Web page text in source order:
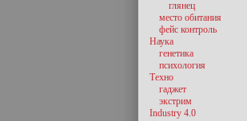
глянец
место обитания
фейс контроль
Наука
генетика
психология
Техно
гаджет
экстрим
Industry 4.0